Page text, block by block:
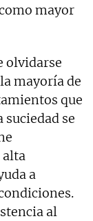
mayor
olvidarse
mayoría de
que
se
alta
a
al